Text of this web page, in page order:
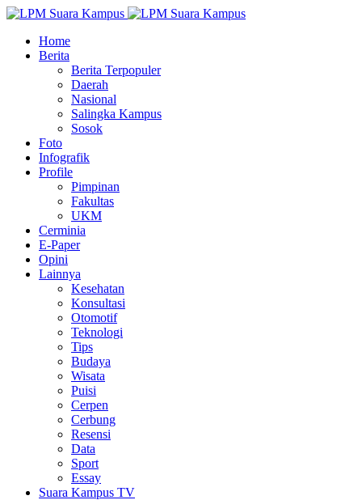
Home
Berita
Berita Terpopuler
Daerah
Nasional
Salingka Kampus
Sosok
Foto
Infografik
Profile
Pimpinan
Fakultas
UKM
Cerminia
E-Paper
Opini
Lainnya
Kesehatan
Konsultasi
Otomotif
Teknologi
Tips
Budaya
Wisata
Puisi
Cerpen
Cerbung
Resensi
Data
Sport
Essay
Suara Kampus TV